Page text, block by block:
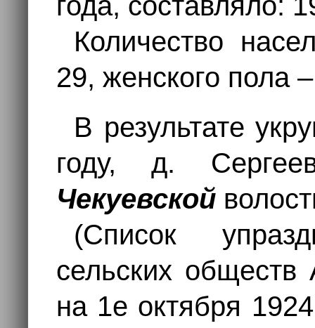
Количество
29, женского пола
В результате
году, д.
Чекуевской
(Список
сельских обществ
на 1е октября